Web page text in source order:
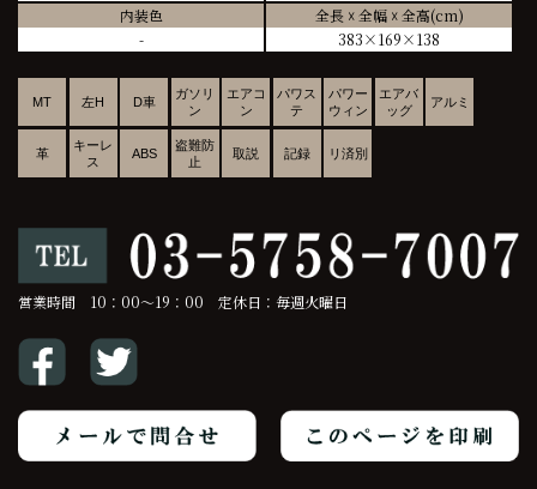
内装色
-
全長 ☓ 全幅 ☓ 全高(cm)
383×169×138
MT 左H D車
ガソリ
ン
エアコ
ン
パワス
テ
パワー
ウィン
エアバ
ッグ
アルミ
革
キーレ
ス
ABS
盗難防
止
取説 記録 リ済別
営業時間 10：00～19：00 定休日：毎週火曜日